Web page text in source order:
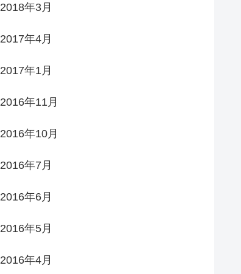
2018年3月
2017年4月
2017年1月
2016年11月
2016年10月
2016年7月
2016年6月
2016年5月
2016年4月